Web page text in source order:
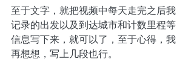
至于文字，就把视频中每天走完之后我
记录的出发以及到达城市和计数里程等
信息写下来，就可以了，至于心得，我
再想想，写上几段也行。